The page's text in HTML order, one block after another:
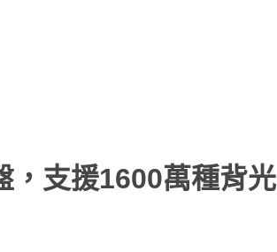
支援1600萬種背光